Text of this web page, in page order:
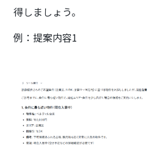
得しましょう。
例：提案内容1